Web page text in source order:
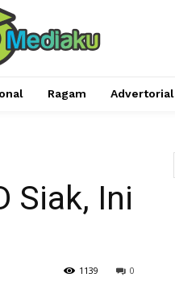
Ragam Advertorial
Siak, Ini
0
1139